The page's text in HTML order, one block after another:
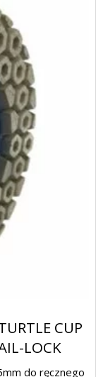
CUP
LOCK
do ręcznego